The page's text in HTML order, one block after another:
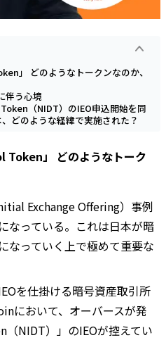
」 どのようなトークンなのか、
伴う心境
（NIDT）のIEO申込開始を同
どのような経緯で実施された？
Token」 どのようなトーク
Exchange Offering）事例
なっている。これは日本が暗
なっていく上で極めて重要な
を仕掛ける暗号資産取引所
において、オーバースが発
NIDT）」のIEOが控えてい